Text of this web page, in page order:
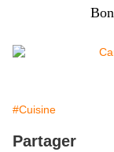
#Cuisine
Partager